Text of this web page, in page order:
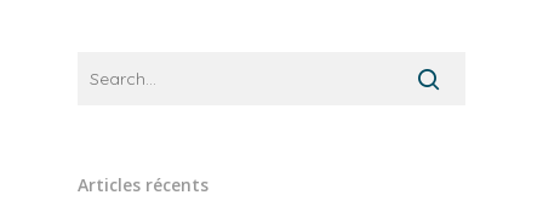
Articles récents